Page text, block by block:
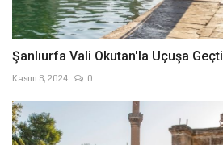
Şanlıurfa Vali Okutan'la Uçuşa Geçti
Kasım 8, 2024 0